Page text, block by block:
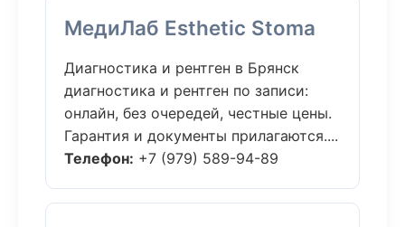
МедиЛаб Esthetic Stoma
Диагностика и рентген в Брянск
диагностика и рентген по записи:
онлайн, без очередей, честные цены.
Гарантия и документы прилагаются....
Телефон: +7 (979) 589-94-89